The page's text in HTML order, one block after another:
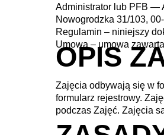
Administrator lub PFB —
Nowogrodzka 31/103,
Regulamin – niniejszy
Umowa – umowa
OPIS
Zajęcia odbywają się w
formularz rejestrowy.
podczas Zajęć. Zajęcia